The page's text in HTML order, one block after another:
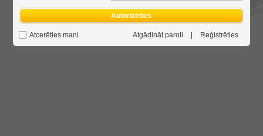
Autorizēties
Atcerēties mani Atgādināt paroli Reģistrēties